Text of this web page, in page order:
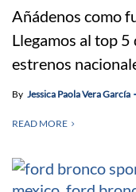
Añádenos como
Llegamos al top 5
estrenos
By Jessica Paola Vera García
READ MORE